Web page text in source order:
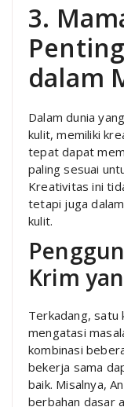
3.
dalam
Dalam dunia
kulit, memiliki
tepat dapat
paling sesuai
Kreativitas ini
tetapi juga
kulit.
Krim
Terkadang, satu
mengatasi
kombinasi
bekerja sama
baik. Misalnya,
berbahan dasar